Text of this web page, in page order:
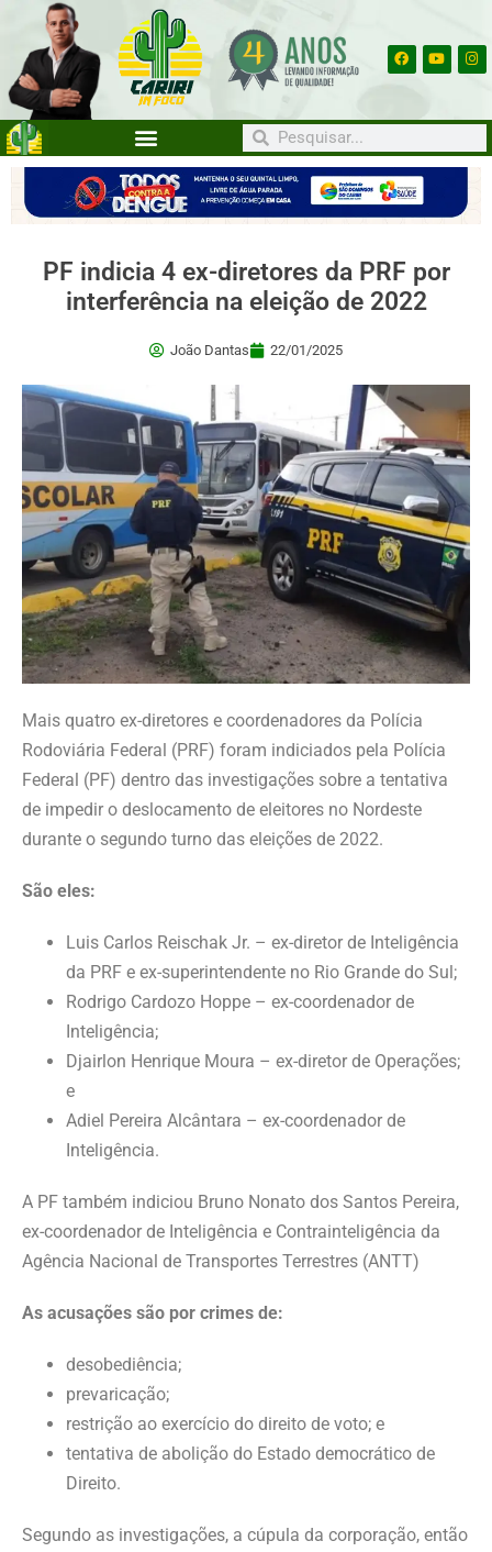
PF indicia 4 ex-diretores da PRF por
interferência na eleição de 2022
João Dantas 22/01/2025
Mais quatro ex-diretores e coordenadores da Polícia
Rodoviária Federal (PRF) foram indiciados pela Polícia
Federal (PF) dentro das investigações sobre a tentativa
de impedir o deslocamento de eleitores no Nordeste
durante o segundo turno das eleições de 2022.
São eles:
Luis Carlos Reischak Jr. – ex-diretor de Inteligência
da PRF e ex-superintendente no Rio Grande do Sul;
Rodrigo Cardozo Hoppe – ex-coordenador de
Inteligência;
Djairlon Henrique Moura – ex-diretor de Operações;
e
Adiel Pereira Alcântara – ex-coordenador de
Inteligência.
A PF também indiciou Bruno Nonato dos Santos Pereira,
ex-coordenador de Inteligência e Contrainteligência da
Agência Nacional de Transportes Terrestres (ANTT)
As acusações são por crimes de:
desobediência;
prevaricação;
restrição ao exercício do direito de voto; e
tentativa de abolição do Estado democrático de
Direito.
Segundo as investigações, a cúpula da corporação, então